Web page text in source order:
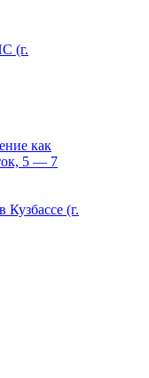
(г.
как
5 — 7
(г.